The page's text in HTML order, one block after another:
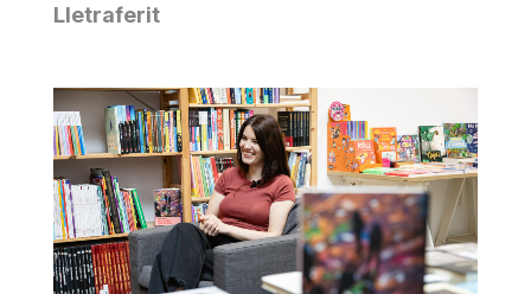
Lletraferit